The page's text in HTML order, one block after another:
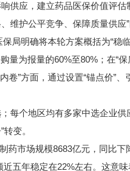
供应，建立药品医保价值评估
维护公平竞争、保障质量供应”
明确将本轮方案概括为“稳临
量为报量的60%至80%；在“
”方面，通过设置“锚点价”、
个地区均有多家中选企业供
变。
市场规模8683亿元，同比下
五年稳定在22%左右。这意